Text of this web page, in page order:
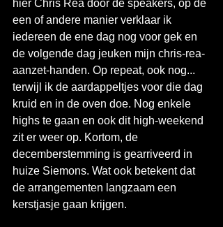
hier Chris Rea door de speakers, op de
een of andere manier verklaar ik
iedereen de ene dag nog voor gek en
de volgende dag jeuken mijn chris-rea-
aanzet-handen. Op repeat, ook nog...
terwijl ik de aardappeltjes voor die dag
kruid en in de oven doe. Nog enkele
highs te gaan en ook dit high-weekend
zit er weer op. Kortom, de
decemberstemming is gearriveerd in
huize Siemons. Wat ook betekent dat
de arrangementen langzaam een
kerstjasje gaan krijgen.